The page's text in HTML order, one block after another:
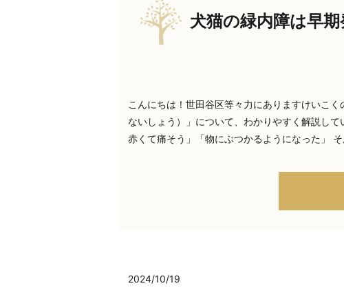
犬猫の緑内障は早
こんにちは！世田谷区等々力にありますけいこ
ないしょう）」について、わかりやすく解説し
赤くて痛そう」「物にぶつかるようになった」
2024/10/19